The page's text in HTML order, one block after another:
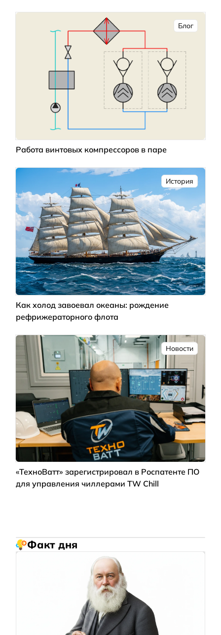
Блог
Работа винтовых компрессоров в паре
История
Как холод завоевал океаны: рождение
рефрижераторного флота
Новости
«ТехноВатт» зарегистрировал в Роспатенте ПО
для управления чиллерами TW Chill
Факт дня